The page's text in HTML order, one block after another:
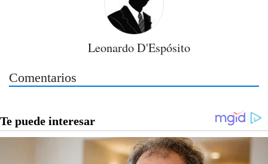
Leonardo D'Espósito
Comentarios